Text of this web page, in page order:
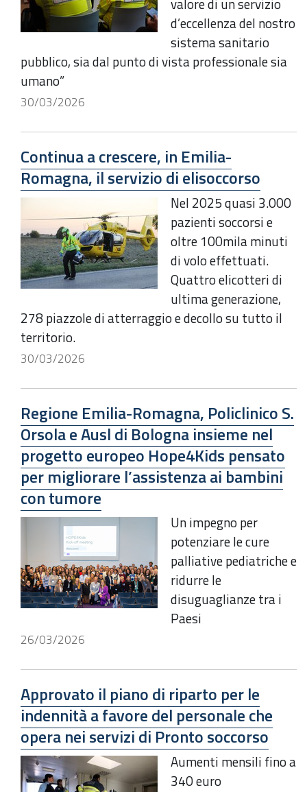
valore di un servizio
d’eccellenza del nostro
sistema sanitario
pubblico, sia dal punto di vista professionale sia
umano”
30/03/2026
Continua a crescere, in Emilia-
Romagna, il servizio di elisoccorso
Nel 2025 quasi 3.000
pazienti soccorsi e
oltre 100mila minuti
di volo effettuati.
Quattro elicotteri di
ultima generazione,
278 piazzole di atterraggio e decollo su tutto il
territorio.
30/03/2026
Regione Emilia-Romagna, Policlinico S.
Orsola e Ausl di Bologna insieme nel
progetto europeo Hope4Kids pensato
per migliorare l’assistenza ai bambini
con tumore
Un impegno per
potenziare le cure
palliative pediatriche e
ridurre le
disuguaglianze tra i
Paesi
26/03/2026
Approvato il piano di riparto per le
indennità a favore del personale che
opera nei servizi di Pronto soccorso
Aumenti mensili fino a
340 euro